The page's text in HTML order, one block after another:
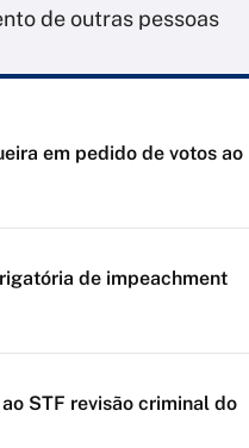
de outras pessoas
em pedido de votos ao
de impeachment
STF revisão criminal do